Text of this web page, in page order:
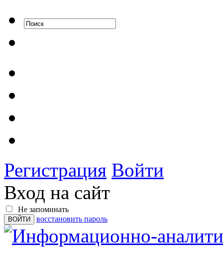
Регистрация Войти
Вход на сайт
Не запоминать
восстановить пароль